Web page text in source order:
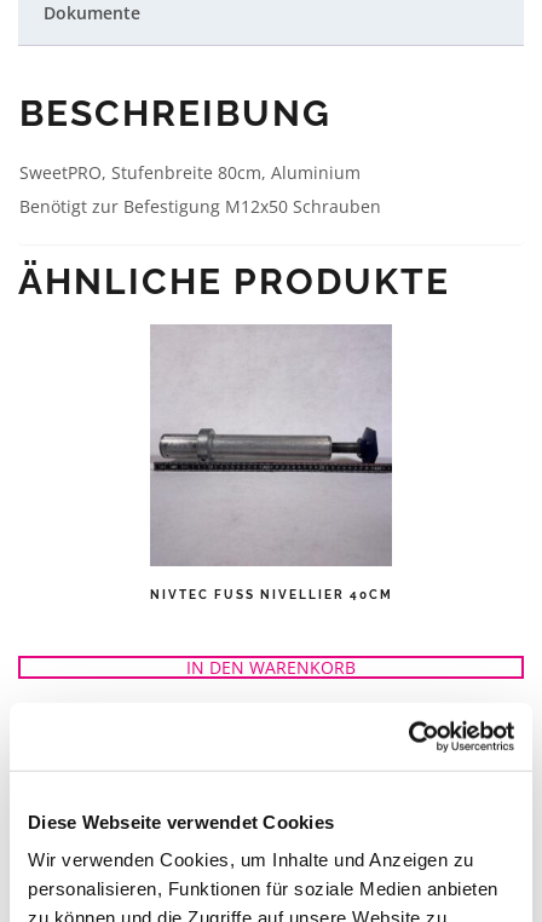
Diese Webseite verwendet Cookies
Wir verwenden Cookies, um Inhalte und Anzeigen zu
personalisieren, Funktionen für soziale Medien anbieten
zu können und die Zugriffe auf unsere Website zu
Dokumente
BESCHREIBUNG
SweetPRO, Stufenbreite 80cm, Aluminium
Benötigt zur Befestigung M12x50 Schrauben
ÄHNLICHE PRODUKTE
NIVTEC FUSS NIVELLIER 40CM
IN DEN WARENKORB